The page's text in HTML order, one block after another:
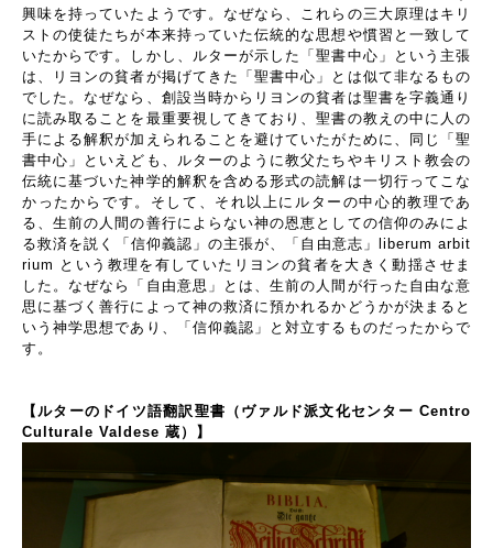
興味を持っていたようです。なぜなら、これらの三大原理はキリ
ストの使徒たちが本来持っていた伝統的な思想や慣習と一致して
いたからです。しかし、ルターが示した「聖書中心」という主張
は、リヨンの貧者が掲げてきた「聖書中心」とは似て非なるもの
でした。なぜなら、創設当時からリヨンの貧者は聖書を字義通り
に読み取ることを最重要視してきており、聖書の教えの中に人の
手による解釈が加えられることを避けていたがために、同じ「聖
書中心」といえども、ルターのように教父たちやキリスト教会の
伝統に基づいた神学的解釈を含める形式の読解は一切行ってこな
かったからです。そして、それ以上にルターの中心的教理であ
る、生前の人間の善行によらない神の恩恵としての信仰のみによ
る救済を説く「信仰義認」の主張が、「自由意志」
liberum arbit
rium という教理を有していたリヨンの貧者を大きく動揺させま
した。なぜなら「自由意思」とは、生前の人間が行った自由な意
思に基づく善行によって神の救済に預かれるかどうかが決まると
いう神学思想であり、「信仰義認」と対立するものだったからで
す。
【ルターのドイツ語翻訳聖書（ヴァルド派文化センター Centro
Culturale Valdese 蔵）】